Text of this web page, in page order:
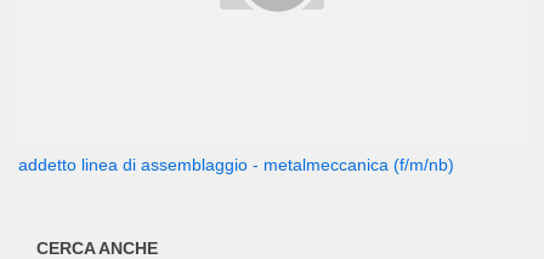
addetto linea di assemblaggio - metalmeccanica (f/m/nb)
CERCA ANCHE